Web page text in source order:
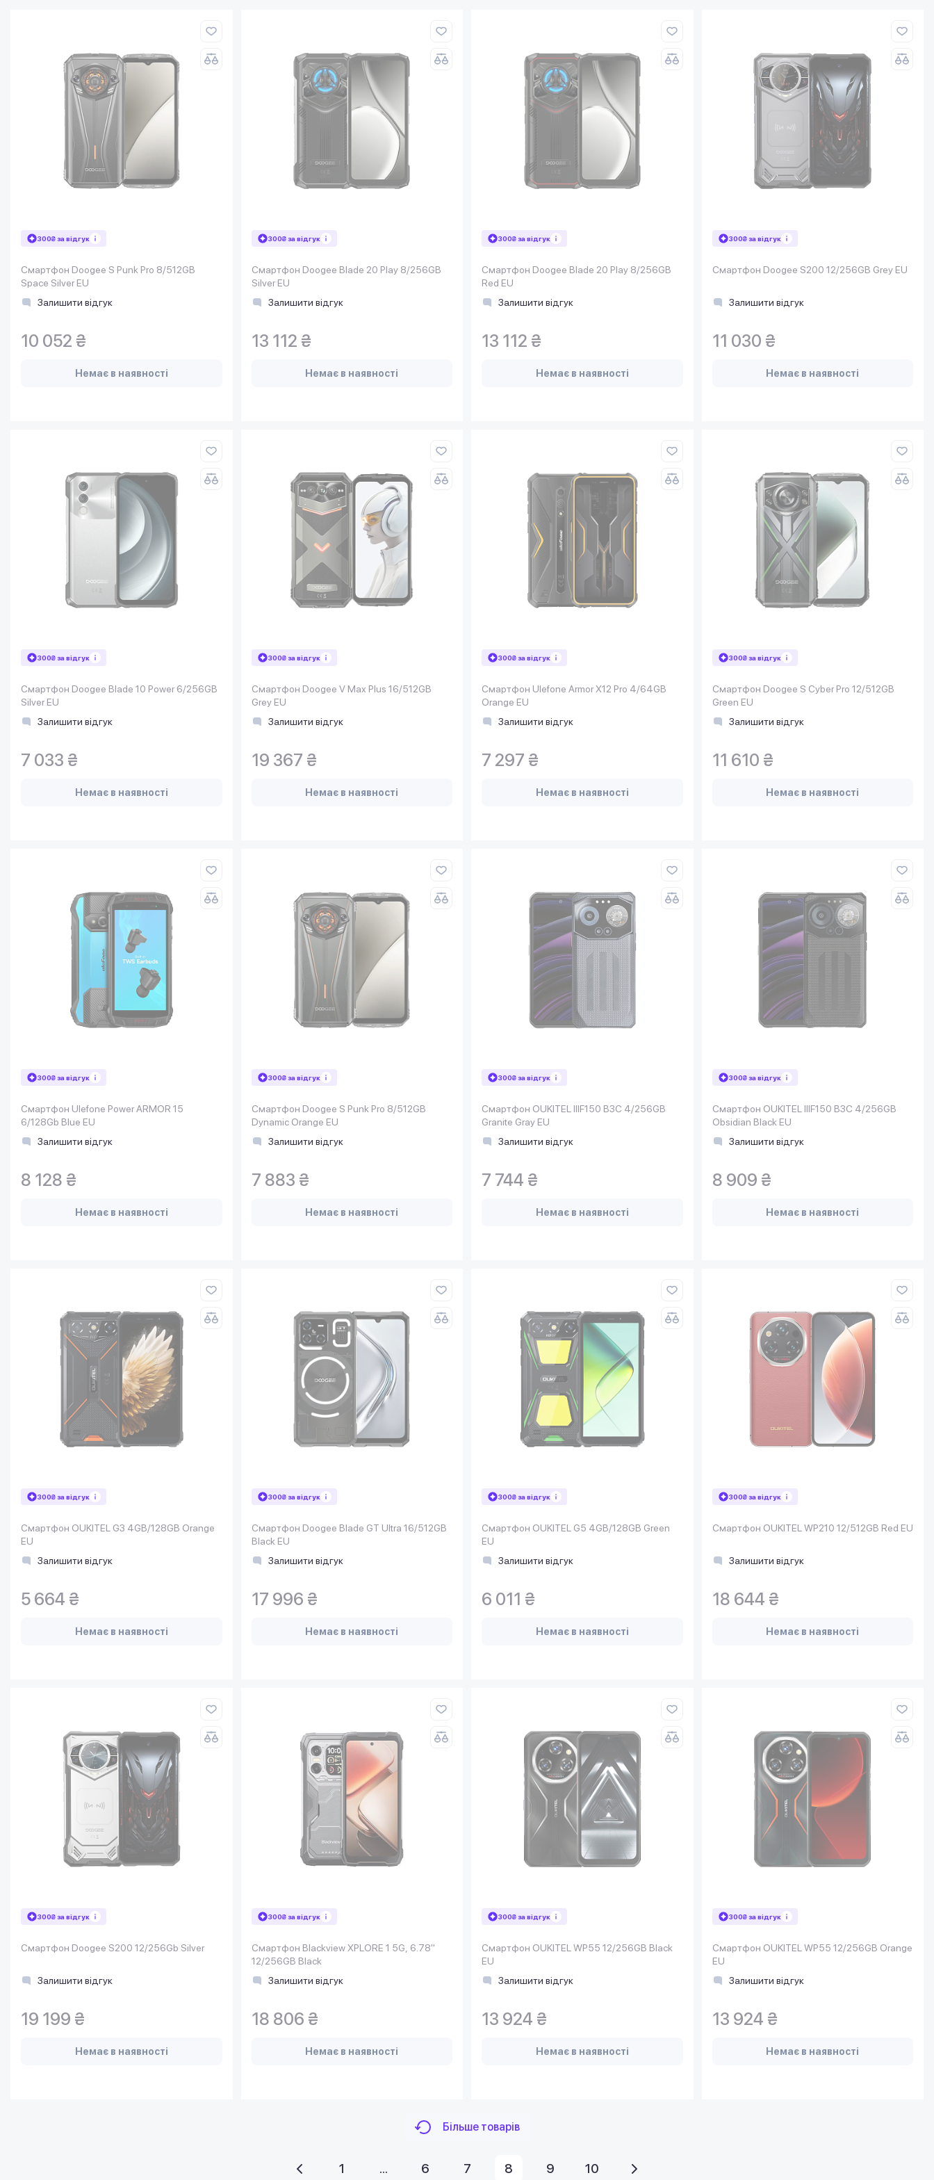
300₴ за відгук
Смартфон Doogee S Punk Pro 8/512GB
Space Silver EU
Залишити відгук
10 052 ₴
Немає в наявності
300₴ за відгук
Смартфон Doogee Blade 20 Play 8/256GB
Silver EU
Залишити відгук
13 112 ₴
Немає в наявності
300₴ за відгук
Смартфон Doogee Blade 20 Play 8/256GB
Red EU
Залишити відгук
13 112 ₴
Немає в наявності
300₴ за відгук
Смартфон Doogee S200 12/256GB Grey EU
Залишити відгук
11 030 ₴
Немає в наявності
300₴ за відгук
Смартфон Doogee Blade 10 Power 6/256GB
Silver EU
Залишити відгук
7 033 ₴
Немає в наявності
300₴ за відгук
Смартфон Doogee V Max Plus 16/512GB
Grey EU
Залишити відгук
19 367 ₴
Немає в наявності
300₴ за відгук
Смартфон Ulefone Armor X12 Pro 4/64GB
Orange EU
Залишити відгук
7 297 ₴
Немає в наявності
300₴ за відгук
Смартфон Doogee S Cyber Pro 12/512GB
Green EU
Залишити відгук
11 610 ₴
Немає в наявності
300₴ за відгук
Смартфон Ulefone Power ARMOR 15
6/128Gb Blue EU
Залишити відгук
8 128 ₴
Немає в наявності
300₴ за відгук
Смартфон Doogee S Punk Pro 8/512GB
Dynamic Orange EU
Залишити відгук
7 883 ₴
Немає в наявності
300₴ за відгук
Смартфон OUKITEL IIIF150 B3C 4/256GB
Granite Gray EU
Залишити відгук
7 744 ₴
Немає в наявності
300₴ за відгук
Смартфон OUKITEL IIIF150 B3C 4/256GB
Obsidian Black EU
Залишити відгук
8 909 ₴
Немає в наявності
300₴ за відгук
Смартфон OUKITEL G3 4GB/128GB Orange
EU
Залишити відгук
5 664 ₴
Немає в наявності
300₴ за відгук
Смартфон Doogee Blade GT Ultra 16/512GB
Black EU
Залишити відгук
17 996 ₴
Немає в наявності
300₴ за відгук
Смартфон OUKITEL G5 4GB/128GB Green
EU
Залишити відгук
6 011 ₴
Немає в наявності
300₴ за відгук
Смартфон OUKITEL WP210 12/512GB Red EU
Залишити відгук
18 644 ₴
Немає в наявності
300₴ за відгук
Смартфон Doogee S200 12/256Gb Silver
Залишити відгук
19 199 ₴
Немає в наявності
300₴ за відгук
Смартфон Blackview XPLORE 1 5G, 6.78"
12/256GB Black
Залишити відгук
18 806 ₴
Немає в наявності
300₴ за відгук
Смартфон OUKITEL WP55 12/256GB Black
EU
Залишити відгук
13 924 ₴
Немає в наявності
300₴ за відгук
Смартфон OUKITEL WP55 12/256GB Orange
EU
Залишити відгук
13 924 ₴
Немає в наявності
Більше товарів
1 ... 6 7 8 9 10